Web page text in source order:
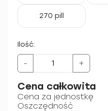
270 pill
Ilość:
- +
Cena całkowita
Cena za jednostkę
Oszczędność